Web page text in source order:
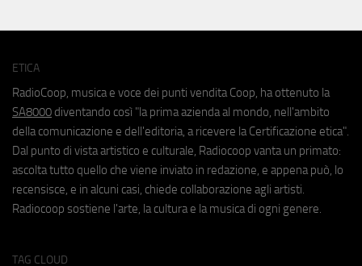
ETICA
RadioCoop, musica e voce dei punti vendita Coop, ha ottenuto la
SA8000 diventando così "la prima azienda al mondo, nell'ambito
della comunicazione e dell'editoria, a ricevere la Certificazione etica".
Dal punto di vista artistico e culturale, Radiocoop vanta un primato:
ascolta tutto quello che viene inviato in redazione, e appena può, lo
recensisce, e in alcuni casi, chiede collaborazione agli artisti.
Radiocoop sostiene l'arte, la cultura e la musica di ogni genere.
TAG CLOUD